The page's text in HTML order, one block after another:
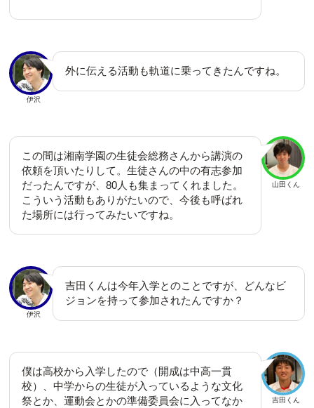
伊沢
外に伝える活動も軌道に乗ってきたんですね。
山田くん
この間は湘南学園の生徒会総務さんから講演の
依頼を頂いたりして。生徒さんの中の有志参加
だったんですが、80人も集まってくれました。
こういう活動もありがたいので、今後も呼ばれ
た場所には行ってみたいですね。
伊沢
吉田くんは今年入学とのことですが、どんなビ
ジョンを持って参加されたんですか？
吉田くん
僕は高校から入学したので（開成は中高一貫
校）、中学からの生徒が入っているような文化
祭とか、運動会とかの準備委員会に入ってなか